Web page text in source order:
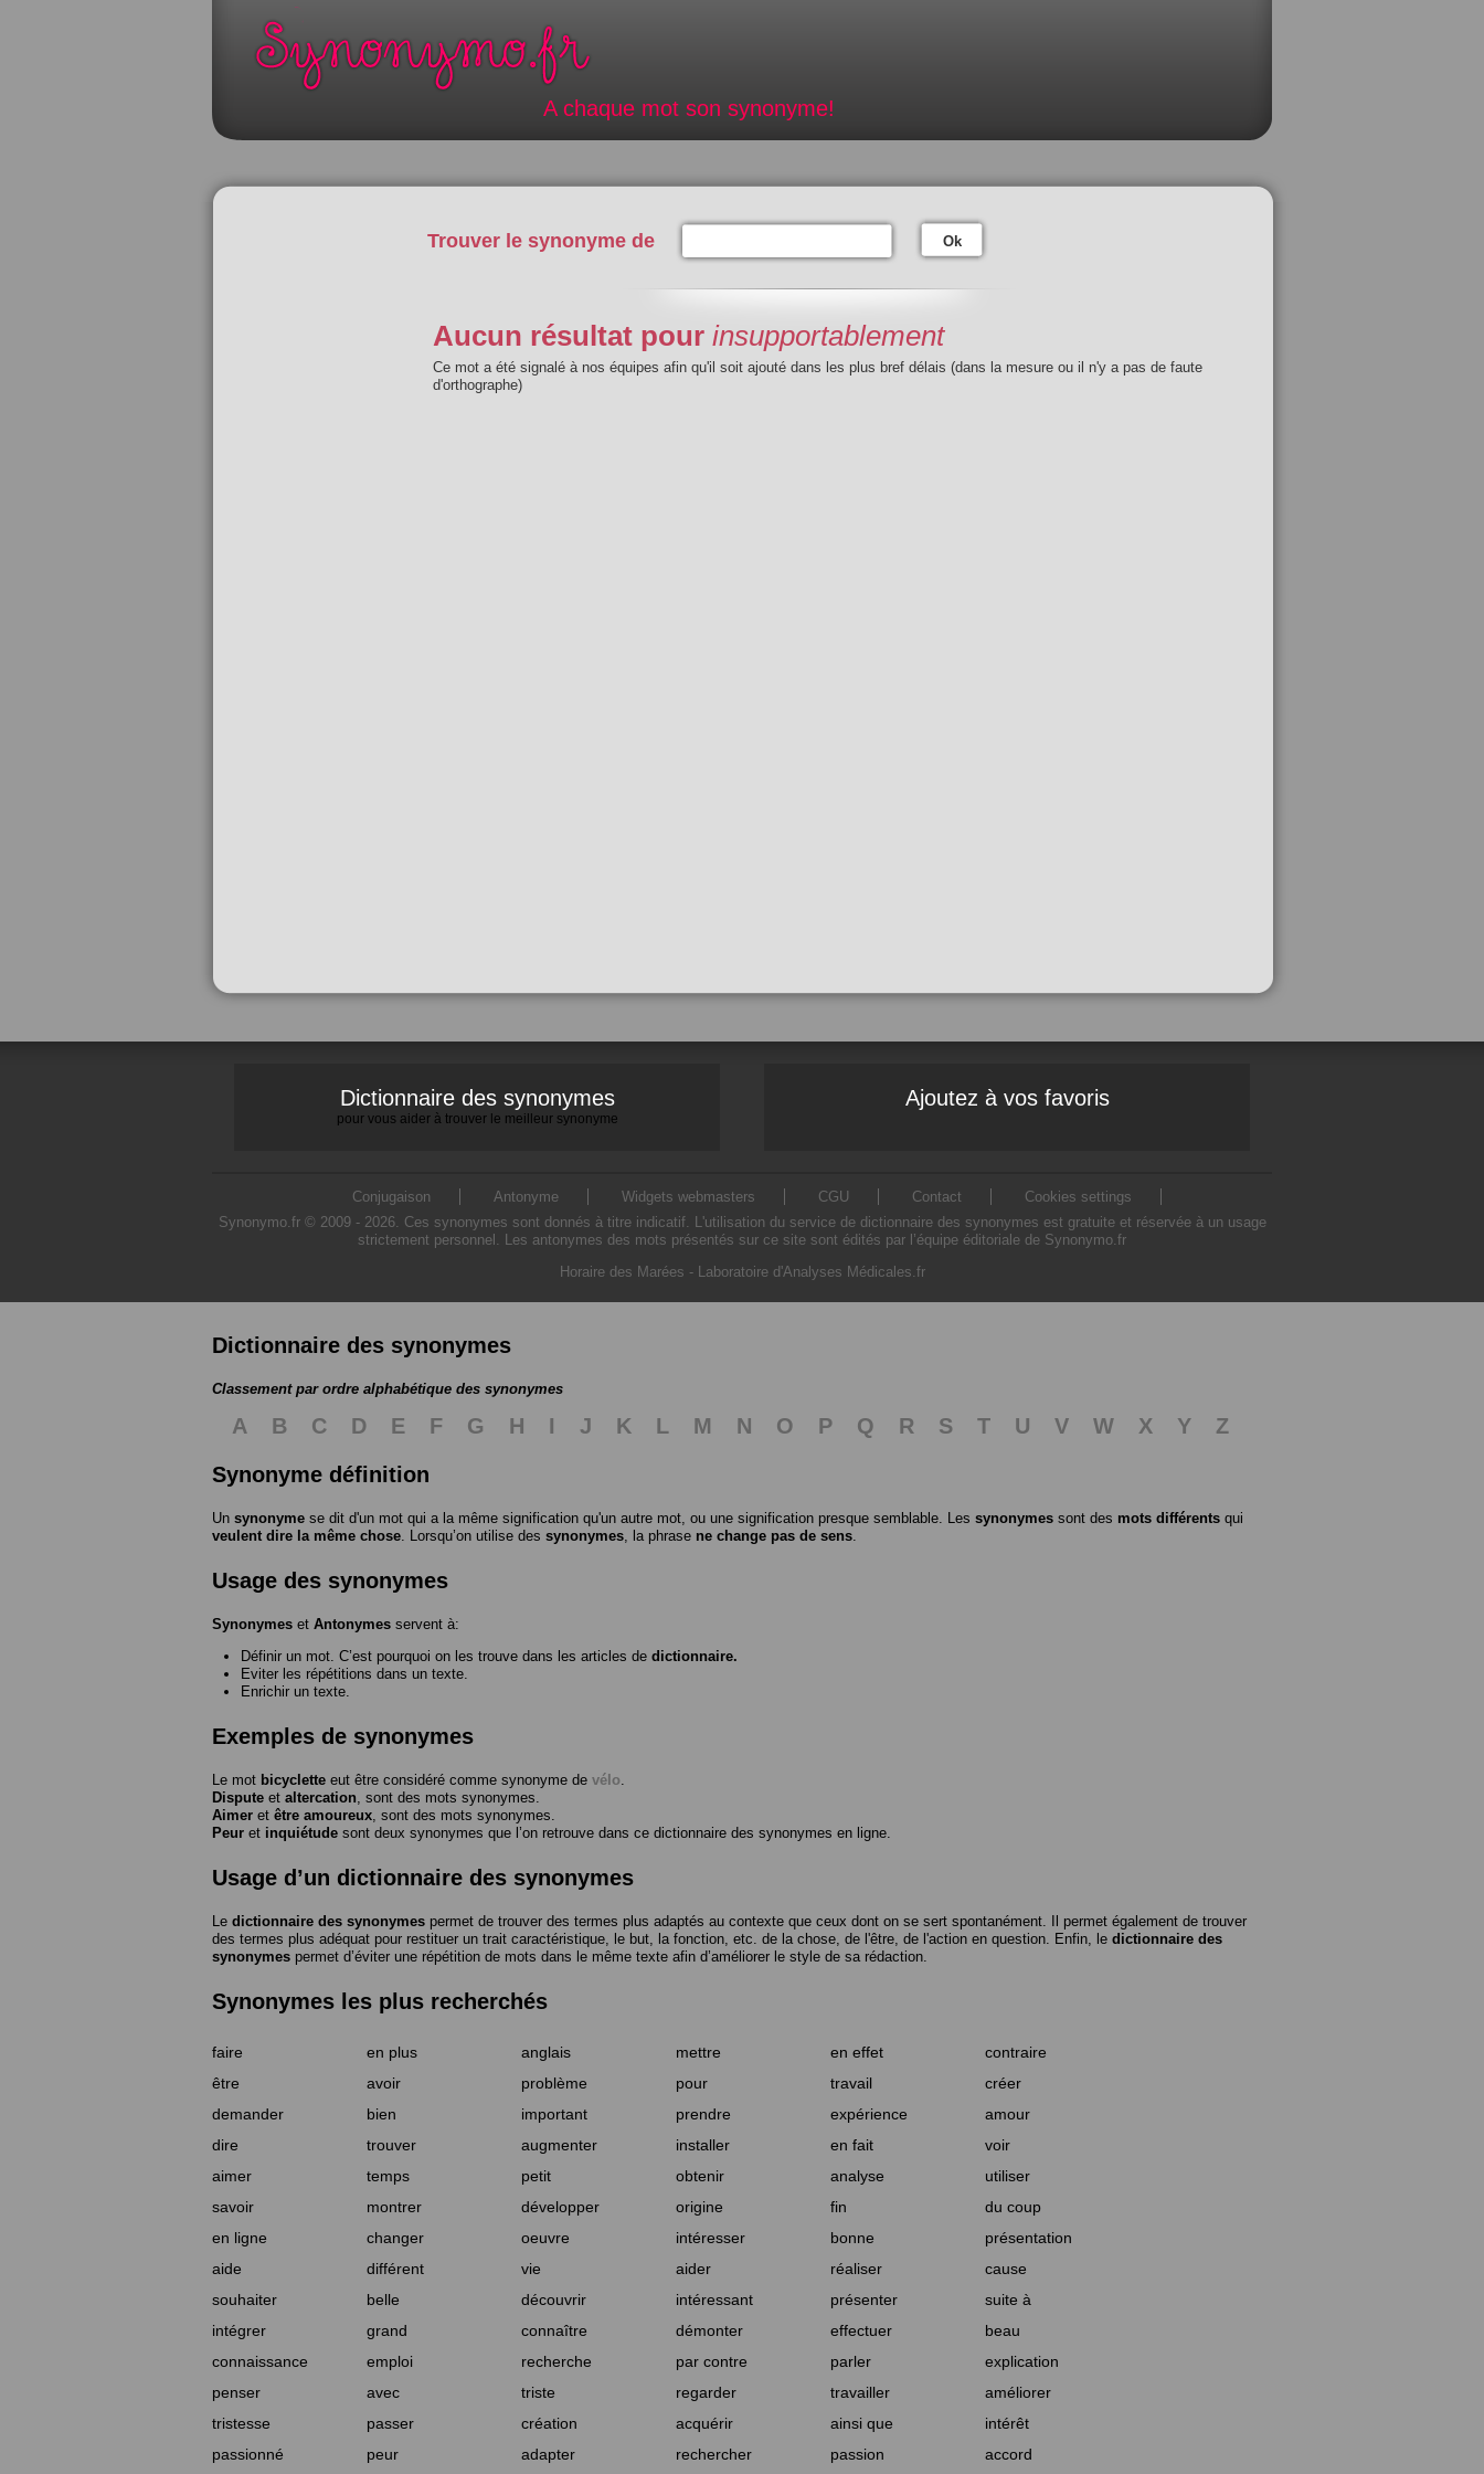
A chaque mot son synonyme!
Trouver le synonyme de Ok
Aucun résultat pour insupportablement
Ce mot a été signalé à nos équipes afin qu'il soit ajouté dans les plus bref délais (dans la mesure ou il n'y a pas de faute
d'orthographe)
Dictionnaire des synonymes
pour vous aider à trouver le meilleur synonyme
Ajoutez à vos favoris
Conjugaison Antonyme Widgets webmasters CGU Contact
Cookies settings
Synonymo.fr © 2009 - 2026. Ces synonymes sont donnés à titre indicatif. L'utilisation du service de dictionnaire des synonymes est gratuite et réservée à un usage
strictement personnel. Les antonymes des mots présentés sur ce site sont édités par l’équipe éditoriale de Synonymo.fr
Horaire des Marées - Laboratoire d'Analyses Médicales.fr
Dictionnaire des synonymes
Classement par ordre alphabétique des synonymes
A B C D E F G H I J K L M N O P Q R S T U V W X Y
Z
Synonyme définition
Un synonyme se dit d'un mot qui a la même signification qu'un autre mot, ou une signification presque semblable. Les synonymes sont des mots différents qui
veulent dire la même chose . Lorsqu’on utilise des synonymes , la phrase ne change pas de sens
Usage des synonymes
Synonymes et Antonymes servent à:
Définir un mot. C’est pourquoi on les trouve dans les articles de dictionnaire.
Eviter les répétitions dans un texte.
Enrichir un texte.
Exemples de synonymes
Le mot bicyclette eut être considéré comme synonyme de vélo
Dispute et altercation , sont des mots synonymes.
Aimer et être amoureux , sont des mots synonymes.
Peur et inquiétude sont deux synonymes que l’on retrouve dans ce dictionnaire des synonymes en ligne.
Usage d’un dictionnaire des synonymes
Le dictionnaire des synonymes permet de trouver des termes plus adaptés au contexte que ceux dont on se sert spontanément. Il permet également de trouver
des termes plus adéquat pour restituer un trait caractéristique, le but, la fonction, etc. de la chose, de l'être, de l'action en question. Enfin, le dictionnaire des
synonymes permet d’éviter une répétition de mots dans le même texte afin d’améliorer le style de sa rédaction.
Synonymes les plus recherchés
faire en plus anglais mettre en effet
contraire
être
avoir problème pour travail
créer
demander
bien important prendre expérience
amour
dire
trouver augmenter installer en fait
voir
aimer
temps petit obtenir analyse
utiliser
savoir
montrer développer origine fin
du coup
en ligne
changer oeuvre intéresser bonne
présentation
aide
différent vie aider réaliser
cause
souhaiter
belle découvrir intéressant présenter
suite à
intégrer
grand connaître démonter effectuer
beau
connaissance
emploi recherche par contre parler
explication
penser
avec triste regarder travailler
améliorer
tristesse
passer création acquérir ainsi que
intérêt
passionné
peur adapter rechercher passion accord